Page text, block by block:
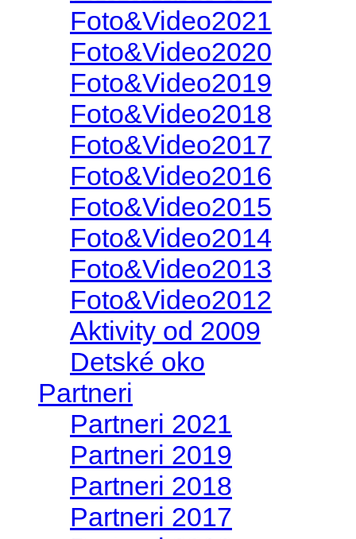
Foto&Video2021
Foto&Video2020
Foto&Video2019
Foto&Video2018
Foto&Video2017
Foto&Video2016
Foto&Video2015
Foto&Video2014
Foto&Video2013
Foto&Video2012
Aktivity od 2009
Detské oko
Partneri
Partneri 2021
Partneri 2019
Partneri 2018
Partneri 2017